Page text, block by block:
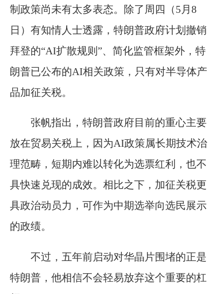
制政策尚未有太多表态。除了周四（5月8
日）有知情人士透露，特朗普政府计划撤销
拜登的“AI扩散规则”、简化监管框架外，特
朗普已公布的AI相关政策，只有对半导体产
品加征关税。
张帆指出，特朗普政府目前的重心主要
放在贸易关税上，因为AI政策属长期技术治
理范畴，短期内难以转化为选票红利，也不
具快速兑现的成效。相比之下，加征关税更
具政治动员力，可作为中期选举向选民展示
的政绩。
不过，五年前启动对华晶片围堵的正是
特朗普，他相信不会轻易放弃这个重要的杠